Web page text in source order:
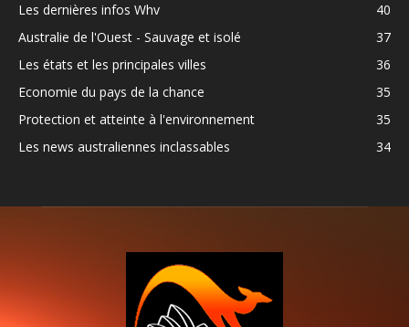
Les dernières infos Whv
40
Australie de l'Ouest - Sauvage et isolé
37
Les états et les principales villes
36
Economie du pays de la chance
35
Protection et atteinte à l'environnement
35
Les news australiennes inclassables
34